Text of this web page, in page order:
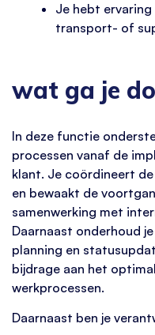
Je hebt
transport- of
wat ga je
In deze functie
processen vanaf de
klant. Je coördineert
en bewaakt de
samenwerking met
Daarnaast onderhoud
planning en
bijdrage aan het
werkprocessen.
Daarnaast ben je